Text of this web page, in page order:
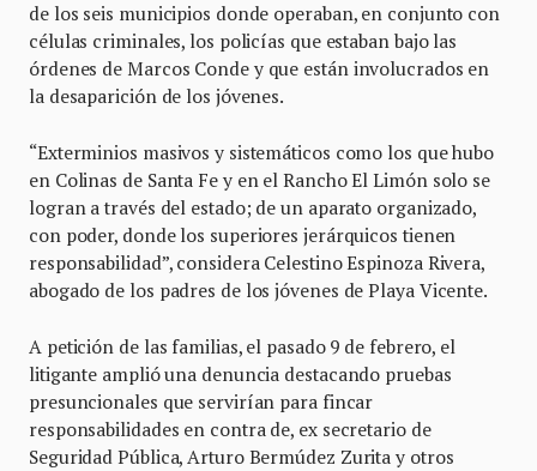
de los seis municipios donde operaban, en conjunto con
células criminales, los policías que estaban bajo las
órdenes de Marcos Conde y que están involucrados en
la desaparición de los jóvenes.
“Exterminios masivos y sistemáticos como los que hubo
en Colinas de Santa Fe y en el Rancho El Limón solo se
logran a través del estado; de un aparato organizado,
con poder, donde los superiores jerárquicos tienen
responsabilidad”, considera Celestino Espinoza Rivera,
abogado de los padres de los jóvenes de Playa Vicente.
A petición de las familias, el pasado 9 de febrero, el
litigante amplió una denuncia destacando pruebas
presuncionales que servirían para fincar
responsabilidades en contra de, ex secretario de
Seguridad Pública, Arturo Bermúdez Zurita y otros